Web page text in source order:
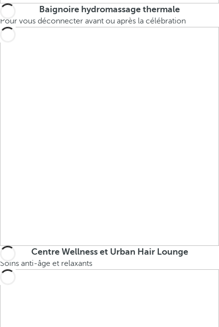
Baignoire hydromassage thermale
Pour vous déconnecter avant ou après la célébration
Centre Wellness et Urban Hair Lounge
Soins anti-âge et relaxants